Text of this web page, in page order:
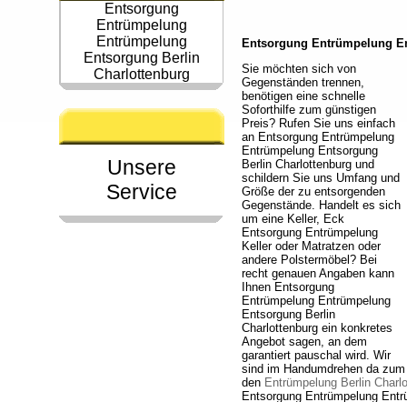
Entsorgung
Entrümpelung
Entrümpelung
Entsorgung Berlin
Charlottenburg
Unsere
Service
Entsorgung Entrümpelung
Sie möchten sich von
Gegenständen trennen,
benötigen eine schnelle
Soforthilfe zum günstigen
Preis? Rufen Sie uns einfach
an Entsorgung Entrümpelung
Entrümpelung Entsorgung
Berlin Charlottenburg und
schildern Sie uns Umfang und
Größe der zu entsorgenden
Gegenstände. Handelt es sich
um eine Keller, Eck
Entsorgung Entrümpelung
Keller oder Matratzen oder
andere Polstermöbel? Bei
recht genauen Angaben kann
Ihnen Entsorgung
Entrümpelung Entrümpelung
Entsorgung Berlin
Charlottenburg ein konkretes
Angebot sagen, an dem
garantiert pauschal wird. Wir
sind im Handumdrehen da
den Entrümpelung Berlin
Entsorgung Entrümpelung